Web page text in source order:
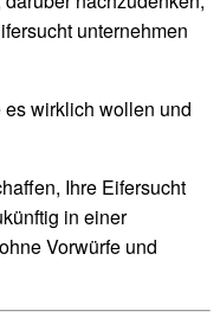
unternehmen
wirklich wollen und
Ihre Eifersucht
in einer
Vorwürfe und